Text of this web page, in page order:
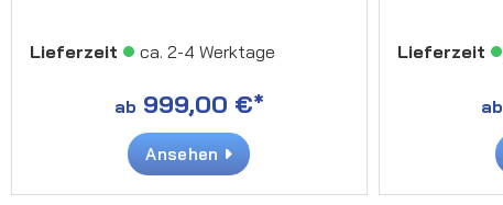
Lieferzeit ca. 2-4 Werktage
ab 999,00 €*
Ansehen
Lieferzeit
ab